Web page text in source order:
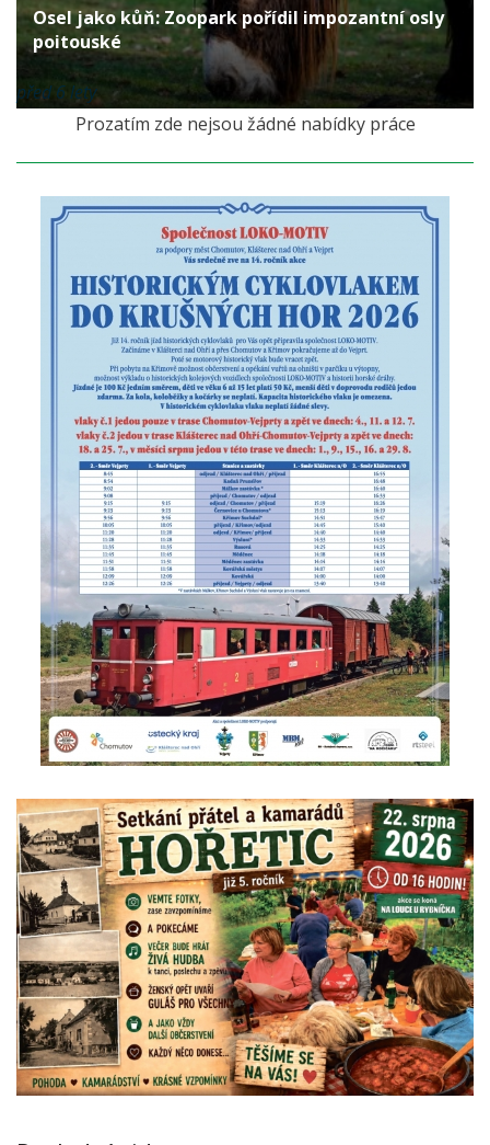
Osel jako kůň: Zoopark pořídil impozantní osly
poitouské
před 6 lety
Prozatím zde nejsou žádné nabídky práce